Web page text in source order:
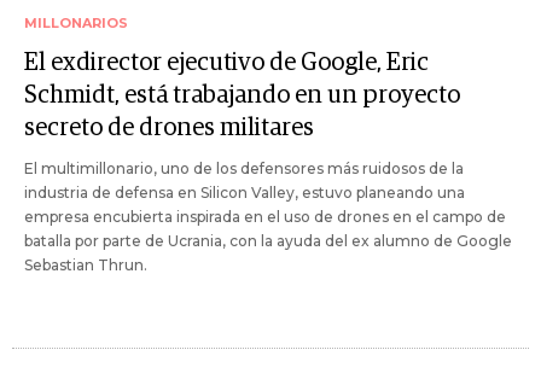
MILLONARIOS
El exdirector ejecutivo de Google, Eric
Schmidt, está trabajando en un proyecto
secreto de drones militares
El multimillonario, uno de los defensores más ruidosos de la
industria de defensa en Silicon Valley, estuvo planeando una
empresa encubierta inspirada en el uso de drones en el campo de
batalla por parte de Ucrania, con la ayuda del ex alumno de Google
Sebastian Thrun.